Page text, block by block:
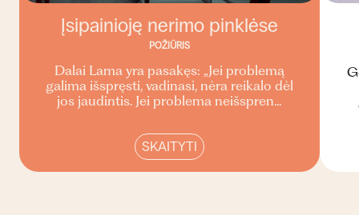
Įsipainioję nerimo pinklėse
POŽIŪRIS
Dalai Lama yra pasakęs: „Jei problemą
galima išspręsti, vadinasi, nėra reikalo dėl
jos jaudintis. Jei problema neišspren...
SKAITYTI